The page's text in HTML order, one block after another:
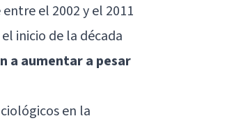
el 2002 y el 2011
inicio de la década
a aumentar a pesar
en la